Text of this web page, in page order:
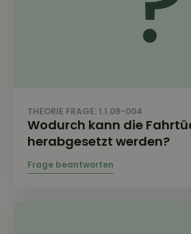
THEORIE FRAGE: 1.1.09-004
Wodurch kann die
herabgesetzt werden?